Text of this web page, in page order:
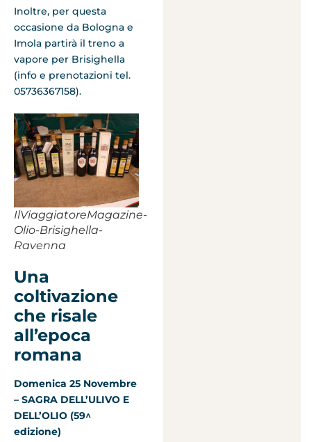
Inoltre, per questa
occasione da Bologna e
Imola partirà il treno a
vapore per Brisighella
(info e prenotazioni tel.
05736367158).
IlViaggiatoreMagazine-
Olio-Brisighella-
Ravenna
Una
coltivazione
che risale
all’epoca
romana
Domenica 25 Novembre
– SAGRA DELL’ULIVO E
DELL’OLIO (59^
edizione)